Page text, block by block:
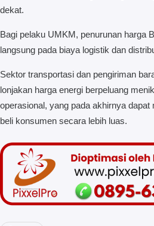
dekat.
Bagi pelaku UMKM, penurunan harga
langsung pada biaya logistik dan
Sektor transportasi dan pengiriman
lonjakan harga energi berpeluang
operasional, yang pada akhirnya
beli konsumen secara lebih luas.